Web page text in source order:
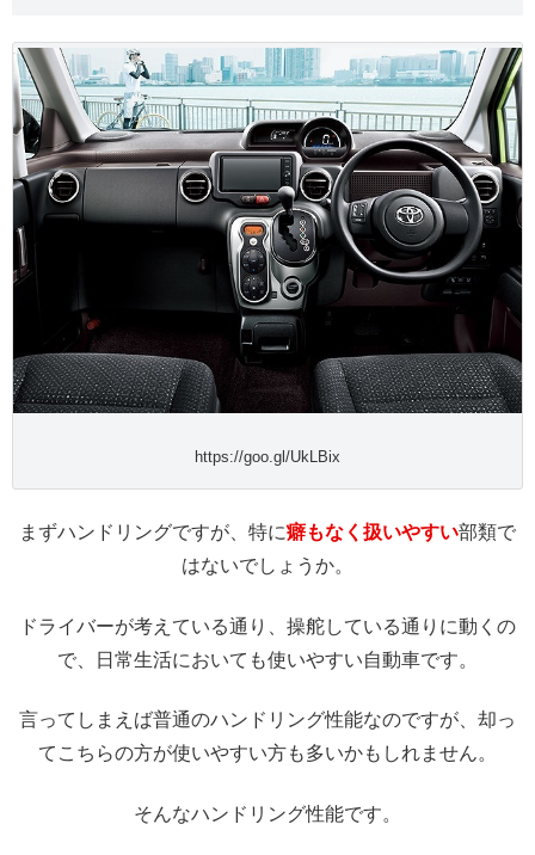
https://goo.gl/UkLBix
まずハンドリングですが、特に癖もなく扱いやすい部類で
はないでしょうか。
ドライバーが考えている通り、操舵している通りに動くの
で、日常生活においても使いやすい自動車です。
言ってしまえば普通のハンドリング性能なのですが、却っ
てこちらの方が使いやすい方も多いかもしれません。
そんなハンドリング性能です。